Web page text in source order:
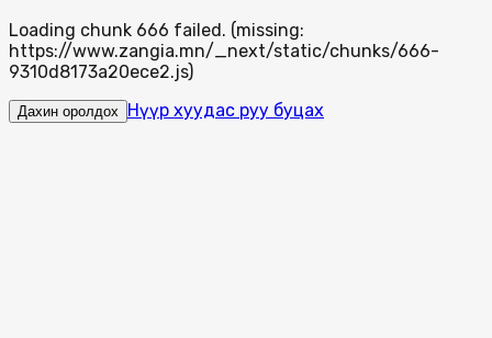
Loading chunk 666 failed. (missing:
https://www.zangia.mn/_next/static/chunks/666-
9310d8173a20ece2.js)
Дахин оролдох Нүүр хуудас руу буцах